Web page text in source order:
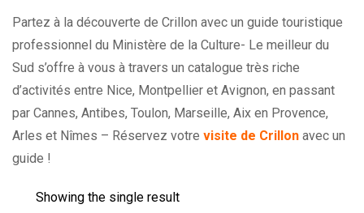
Partez à la découverte de Crillon avec un guide touristique
professionnel du Ministère de la Culture- Le meilleur du
Sud s’offre à vous à travers un catalogue très riche
d’activités entre Nice, Montpellier et Avignon, en passant
par Cannes, Antibes, Toulon, Marseille, Aix en Provence,
Arles et Nîmes – Réservez votre visite de Crillon avec un
guide !
Showing the single result